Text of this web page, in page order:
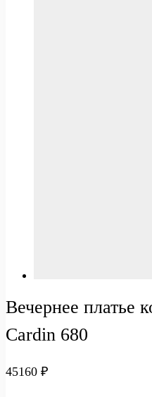
Вечернее платье
Cardin 680
45160 ₽